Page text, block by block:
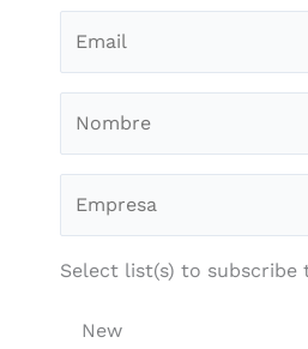
Select list(s) to subscribe
New